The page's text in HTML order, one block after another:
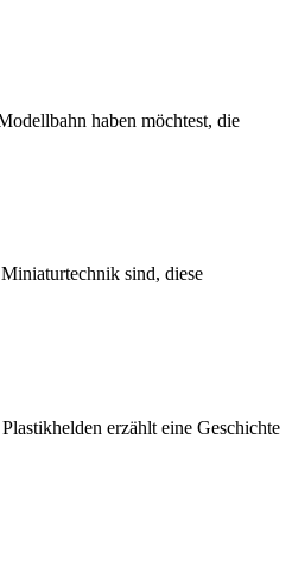
haben möchtest, die
sind, diese
erzählt eine Geschichte